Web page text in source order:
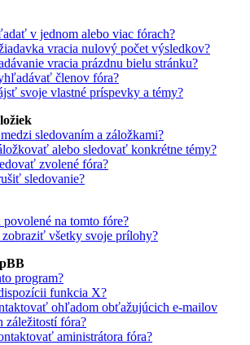
v jednom alebo viac fórach?
vracia nulový počet výsledkov?
vracia prázdnu bielu stránku?
členov fóra?
svoje vlastné príspevky a témy?
sledovaním a záložkami?
alebo sledovať konkrétne témy?
zvolené fóra?
sledovanie?
na tomto fóre?
všetky svoje prílohy?
program?
funkcia X?
ohľadom obťažujúcich e-mailov
záležitostí fóra?
aministrátora fóra?